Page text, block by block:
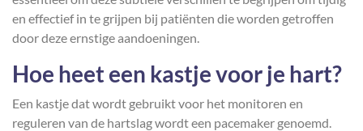
en effectief in te grijpen bij patiënten die worden getroffen
door deze ernstige aandoeningen.
Hoe heet een kastje voor je hart?
Een kastje dat wordt gebruikt voor het monitoren en
reguleren van de hartslag wordt een pacemaker genoemd.